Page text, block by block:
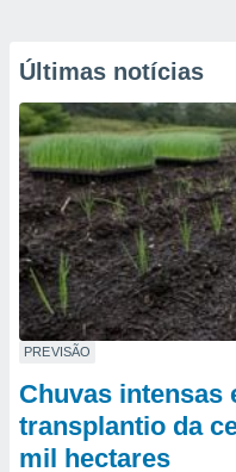
Últimas notícias
PREVISÃO
Chuvas intensas
transplantio da
mil hectares